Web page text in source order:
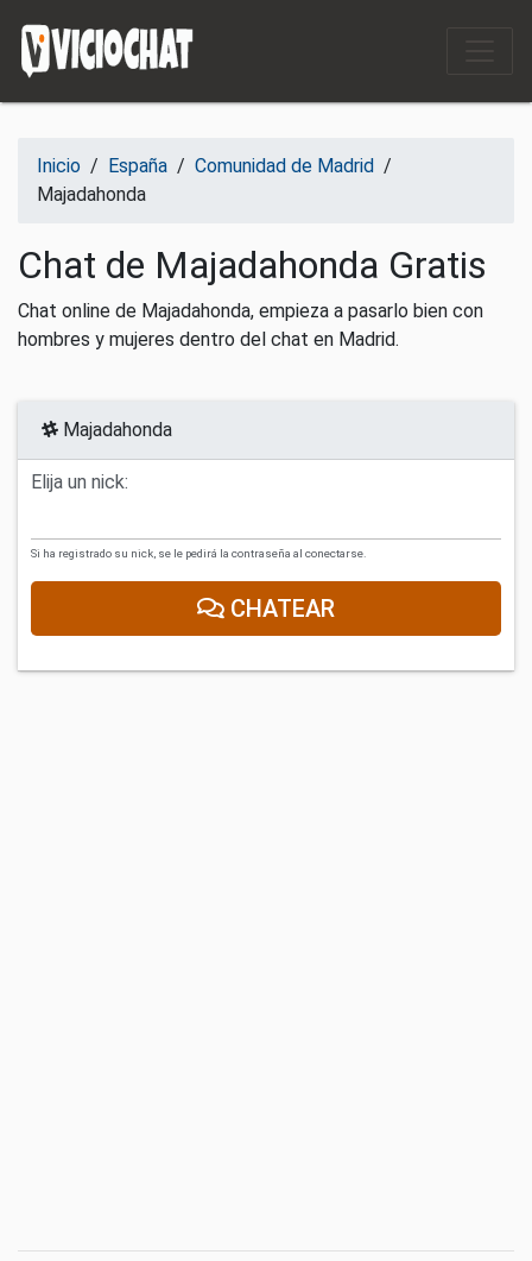
Inicio / España / Comunidad de Madrid /
Majadahonda
Chat de Majadahonda Gratis
Chat online de Majadahonda, empieza a pasarlo bien con
hombres y mujeres dentro del chat en Madrid.
Majadahonda
Elija un nick:
Si ha registrado su nick, se le pedirá la contraseña al conectarse.
CHATEAR